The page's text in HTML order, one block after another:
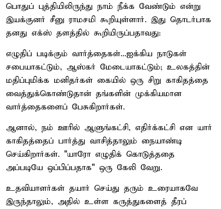
பொதுப் புத்தியிலிருந்து நாம் நீக்க வேண்டும் என்று
இயக்குனர் சீனு ராமசமி கூறியுள்ளார். இது தொடர்பாக
தனது எக்ஸ் தளத்தில் கூறியிருப்பதாவது:
எழுதிப் படிக்கும் வார்த்தைகள்...​ஐக்கிய நாடுகள்
சபையாகட்டும், ஆஸ்கர் மேடையாகட்டும்; உலகத்தின்
மதிப்புமிக்க மனிதர்கள் கையில் ஒரு சிறு காகிதத்தை
வைத்துக்கொண்டுதான் தங்களின் முக்கியமான
வார்த்தைகளைப் பேசுகிறார்கள்.
​ஆனால், நம் ஊரில் ஆளுங்கட்சி, எதிர்க்கட்சி என யார்
காகிதத்தைப் பார்த்து வாசித்தாலும் நையாண்டி
செய்கிறார்கள். "யாரோ எழுதிக் கொடுத்ததை
அப்படியே ஒப்பிப்பதாக" ஒரு கேலி வேறு.
​உதவியாளர்கள் தயார் செய்து தரும் உரையாகவே
இருந்தாலும், அதில் உள்ள கருத்துகளைத் தீரப்